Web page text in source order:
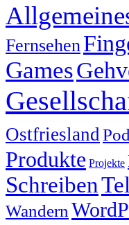
Fernsehen
Games
Ostfriesland
Produkte Projekte
Schreiben
Wandern